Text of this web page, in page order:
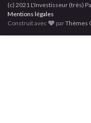
(c) 2021 L'Investisseur (très)
Mentions légales
Construit avec
parThèmes